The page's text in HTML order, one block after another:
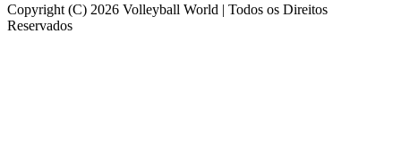
Copyright (C) 2026 Volleyball World | Todos os Direitos
Reservados